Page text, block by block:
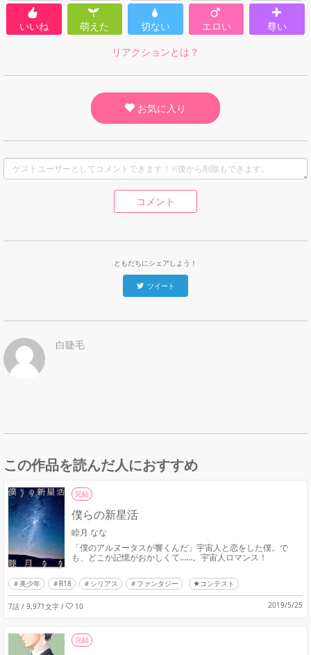
いいね 萌えた 切ない エロい
尊い
リアクションとは？
お気に入り
コメント
ともだちにシェアしよう！
ツイート
白睫毛
この作品を読んだ人におすすめ
完結
僕らの新星活
睦月 なな
「僕のアルヌータスが響くんだ」宇宙人と恋をした僕。で
も、どこか記憶がおかしくて……。宇宙人ロマンス！
美少年 R18 シリアス ファンタジー ★コンテスト
7話 / 9,971文字 / 10 2019/5/25
完結